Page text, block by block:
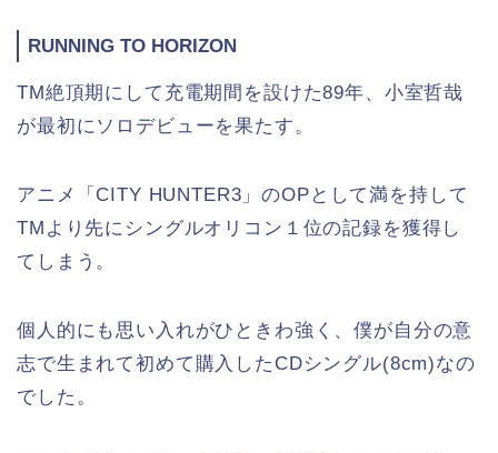
RUNNING TO HORIZON
TM絶頂期にして充電期間を設けた89年、小室哲哉
が最初にソロデビューを果たす。
アニメ「CITY HUNTER3」のOPとして満を持して
TMより先にシングルオリコン１位の記録を獲得し
てしまう。
個人的にも思い入れがひときわ強く、僕が自分の意
志で生まれて初めて購入したCDシングル(8cm)なの
でした。